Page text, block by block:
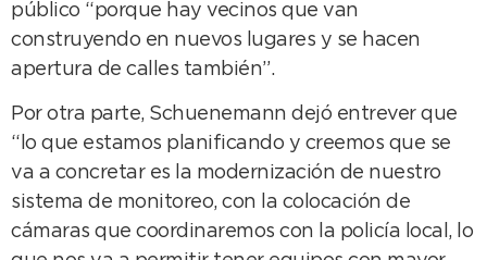
público “porque hay vecinos que van
construyendo en nuevos lugares y se hacen
apertura de calles también”.
Por otra parte, Schuenemann dejó entrever que
“lo que estamos planificando y creemos que se
va a concretar es la modernización de nuestro
sistema de monitoreo, con la colocación de
cámaras que coordinaremos con la policía local, lo